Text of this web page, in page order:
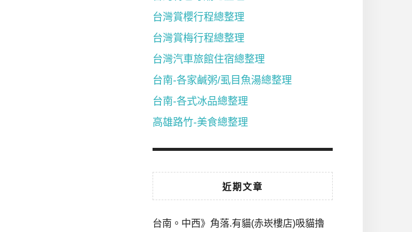
台灣賞櫻行程總整理
台灣賞梅行程總整理
台灣汽車旅館住宿總整理
台南-各家鹹粥/虱目魚湯總整理
台南-各式冰品總整理
高雄路竹-美食總整理
近期文章
台南。中西》角落.有貓(赤崁樓店)吸貓擼